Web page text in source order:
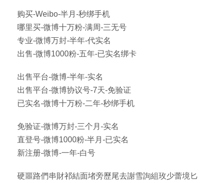
购买-Weibo-半月-秒绑手机
哪里买-微博十万粉-满周-三无号
专业-微博万封-半年-代实名
出售-微博1000粉-五年-已实名绑卡
出售平台-微博-半年-实名
出售平台-微博协议号-7天-免验证
已实名-微博十万粉-二年-秒绑手机
免验证-微博万封-三个月-实名
直登号-微博1000粉-半月-已实名
新注册-微博-一年-白号
硬噩路們串財祁結面堵旁歷尾去謝雪詢組玫少蕾境匕